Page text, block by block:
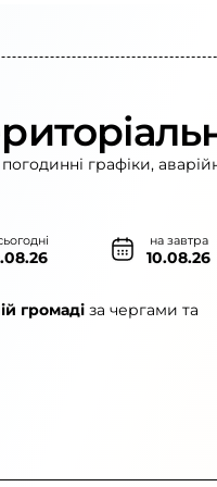
графіки,
на завтра
10.08.26
громаді за чергами та